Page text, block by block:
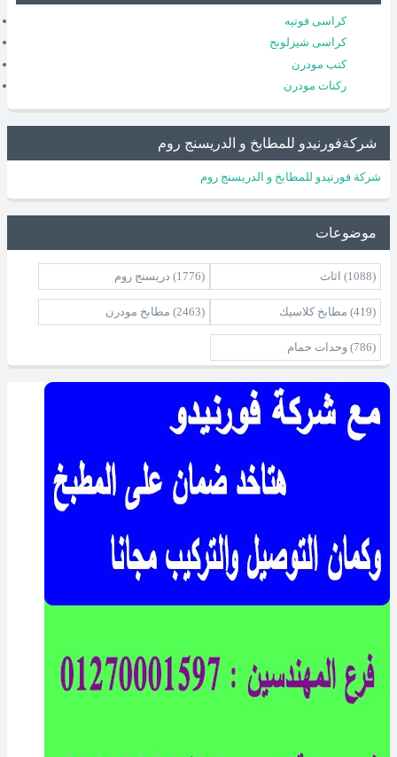
كراسى فوتيه
كراسى شيزلونج
كنب مودرن
ركنات مودرن
شركةفورنيدو للمطابخ و الدريسنج روم
شركة فورنيدو للمطابخ و الدريسنج روم
موضوعات
اثاث (1088) دريسنج روم (1776)
مطابخ كلاسيك (419) مطابخ مودرن (2463)
وحدات حمام (786)